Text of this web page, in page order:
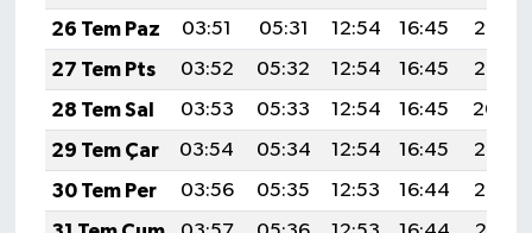
26 Tem Paz
03:51 05:31 12:54 16:45
20:06
27 Tem Pts
03:52 05:32 12:54 16:45
20:05
28 Tem Sal
03:53 05:33 12:54 16:45
20:04
29 Tem Çar
03:54 05:34 12:54 16:45
20:03
30 Tem Per
03:56 05:35 12:53 16:44
20:02